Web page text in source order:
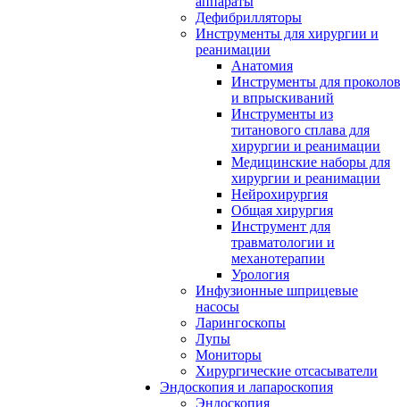
Дефибрилляторы
Инструменты для хирургии и
реанимации
Анатомия
Инструменты для проколов
и впрыскиваний
Инструменты из
титанового сплава для
хирургии и реанимации
Медицинские наборы для
хирургии и реанимации
Нейрохирургия
Общая хирургия
Инструмент для
травматологии и
механотерапии
Урология
Инфузионные шприцевые
насосы
Ларингоскопы
Лупы
Мониторы
Хирургические отсасыватели
Эндоскопия и лапароскопия
Эндоскопия